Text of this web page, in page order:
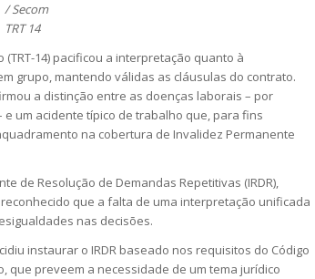
/ Secom
TRT 14
(TRT-14) pacificou a interpretação quanto à
grupo, mantendo válidas as cláusulas do contrato.
a distinção entre as doenças laborais – por
e um acidente típico de trabalho que, para fins
na cobertura de Invalidez Permanente
de Resolução de Demandas Repetitivas (IRDR),
que a falta de uma interpretação unificada
nas decisões.
instaurar o IRDR baseado nos requisitos do Código
que preveem a necessidade de um tema jurídico